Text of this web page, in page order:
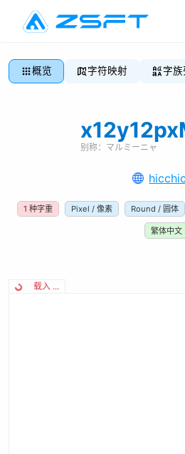
概览 字符映射 字族
别称： マルミーニャ
1 种字重 Pixel / 像素 Round / 圆体
繁体中文
载入 ...